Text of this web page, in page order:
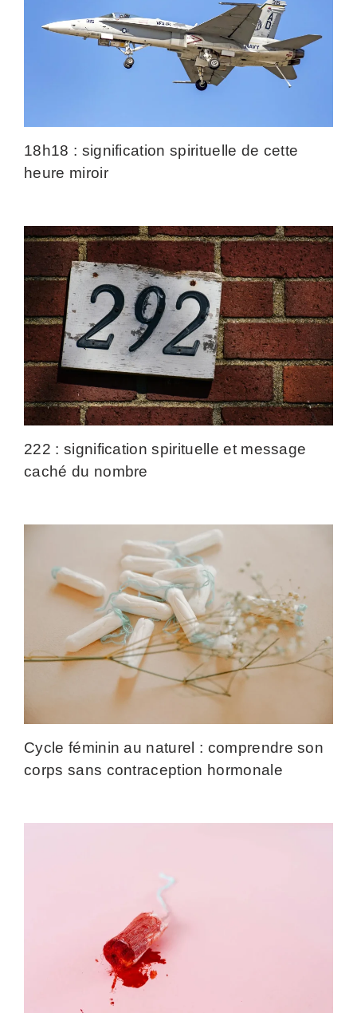
18h18 : signification spirituelle de cette
heure miroir
222 : signification spirituelle et message
caché du nombre
Cycle féminin au naturel : comprendre son
corps sans contraception hormonale